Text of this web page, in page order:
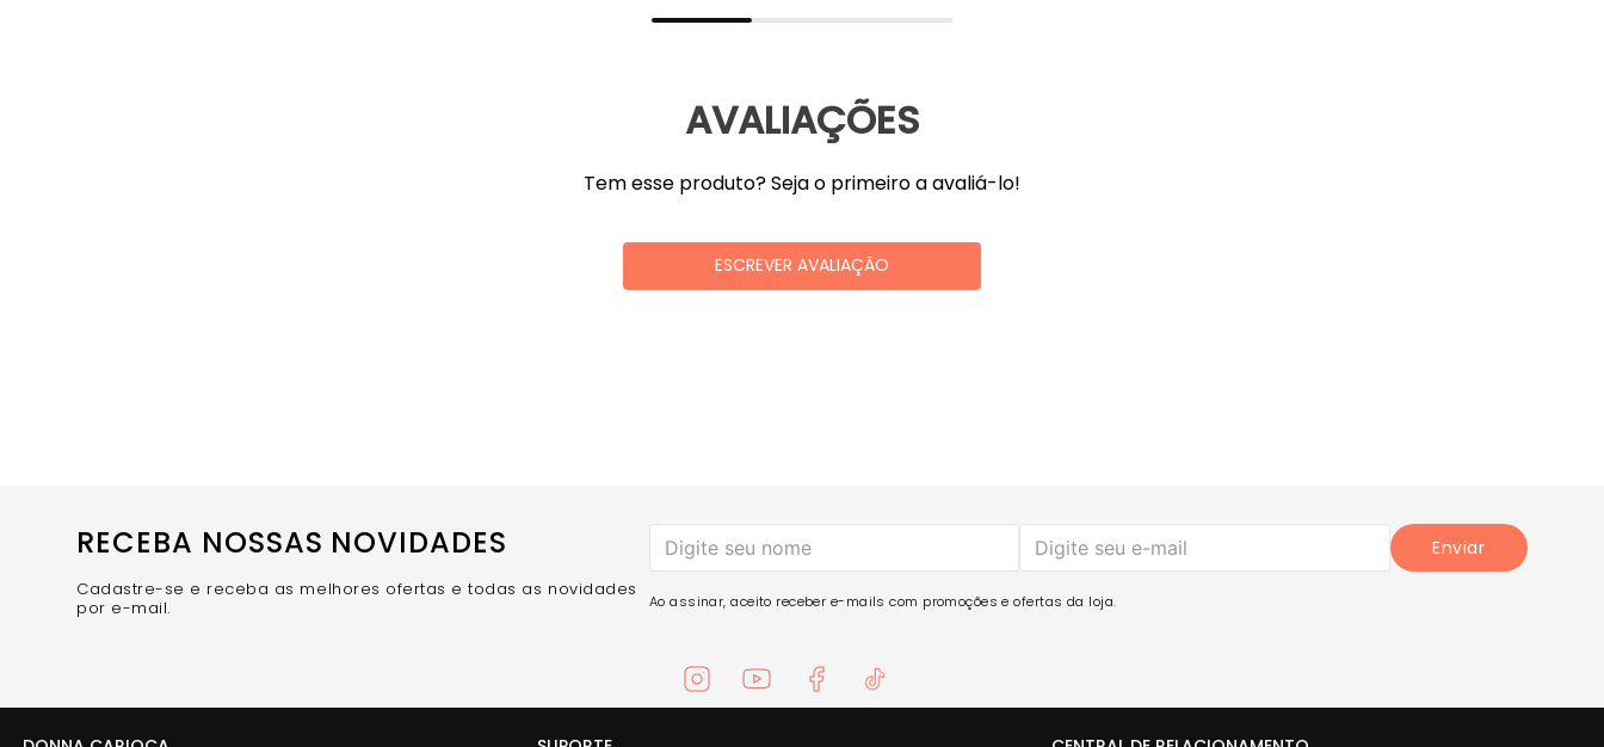
AVALIAÇÕES
Tem esse produto? Seja o primeiro a avaliá-lo!
ESCREVER AVALIAÇÃO
RECEBA NOSSAS NOVIDADES
Cadastre-se e receba as melhores ofertas e todas as novidades
por e-mail.
Enviar
Ao assinar, aceito receber e-mails com promoções e ofertas da loja.